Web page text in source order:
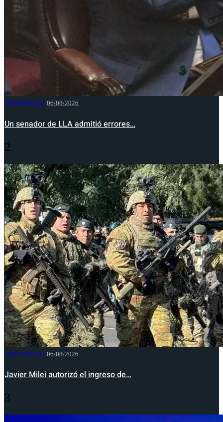
NACIONALES 06/08/2026
Un senador de LLA admitió errores…
2
NACIONALES 06/08/2026
Javier Milei autorizó el ingreso de…
3